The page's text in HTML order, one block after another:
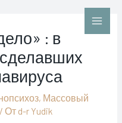
Main
: в
, Массовый
/ От d-r Yudik